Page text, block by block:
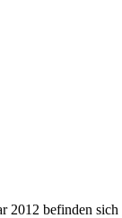
befinden